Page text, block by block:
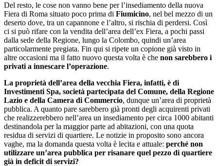
Del resto, le cose non vanno bene per l’insediamento della nuova
Fiera di Roma situato poco prima di Fiumicino, nel bel mezzo di un
deserto dove, tra un capannone e l’altro, si rischia di perdersi. Così
ci si può rifare con la vendita dell’area dell’ex Fiera, a pochi passi
dalla sede della Regione, lungo la Colombo, quindi un’area
particolarmente pregiata. Fin qui si ripete un copione già visto in
altre occasioni ma il fatto nuovo questa volta è che non sarebbero i
privati a innescare l’operazione.
La proprietà dell’area della vecchia Fiera, infatti, è di
Investimenti Spa, società partecipata del Comune, della Regione
Lazio e della Camera di Commercio, dunque un’area di proprietà
pubblica. A quanto pare sarebbero già pronti degli acquirenti privati
che realizzerebbero nell’area un insediamento per circa 1000 abitanti
destinandola per la maggior parte ad abitazioni, con una quota
residua di servizi di quartiere. Le notizie in proposito sono ancora
vaghe, ma la domanda questa volta è lecita e attuale: perché non
utilizzare un’area pubblica per risanare quel pezzo di quartiere
già in deficit di servizi?